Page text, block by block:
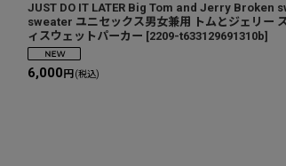
JUST DO IT LATER Big Tom and Jerry Broken
sweater ユニセックス男女兼用 トムとジェリー
ィスウェットパーカー [2209-t633129691310b]
6,000 円 (税込)